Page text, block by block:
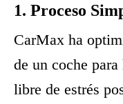
1. Proceso
CarMax ha
de un coche
libre de estrés